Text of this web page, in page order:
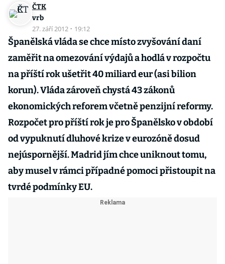
ČTK
vrb
27. září 2012 · 19:12
Španělská vláda se chce místo zvyšování daní
zaměřit na omezování výdajů a hodlá v rozpočtu
na příští rok ušetřit 40 miliard eur (asi bilion
korun). Vláda zároveň chystá 43 zákonů
ekonomických reforem včetně penzijní reformy.
Rozpočet pro příští rok je pro Španělsko v období
od vypuknutí dluhové krize v eurozóně dosud
nejúspornější. Madrid jím chce uniknout tomu,
aby musel v rámci případné pomoci přistoupit na
tvrdé podmínky EU.